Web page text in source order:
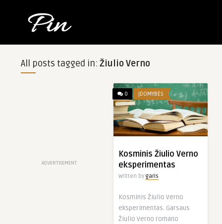
All posts tagged in: Žiulio Verno
ADVERTISEMENT
0 ĮDOMYBĖS
Kosminis Žiulio Verno
eksperimentas
Written by garis
Kosminis Žiulio Verno
eksperimentas. Garsaus
Žiulio Verno romano